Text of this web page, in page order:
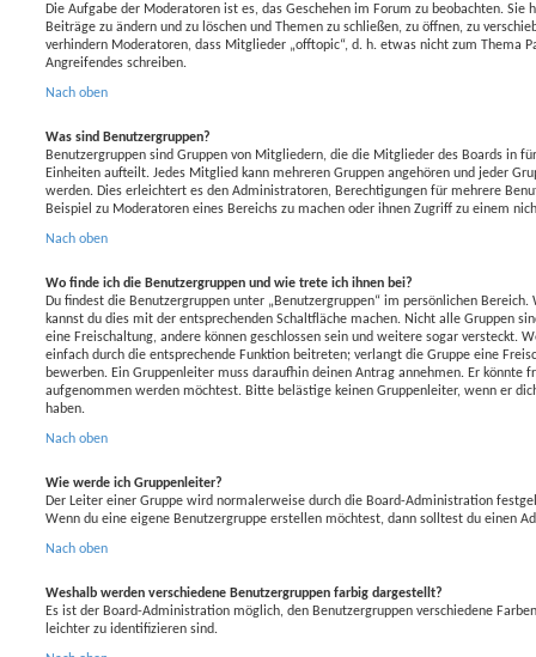
Die Aufgabe der Moderatoren ist es, das Geschehen im Forum zu beobachten. Sie
Beiträge zu ändern und zu löschen und Themen zu schließen, zu öffnen, zu
verhindern Moderatoren, dass Mitglieder „offtopic“, d. h. etwas nicht zum Thema
Angreifendes schreiben.
Nach oben
Was sind Benutzergruppen?
Benutzergruppen sind Gruppen von Mitgliedern, die die Mitglieder des Boards in
Einheiten aufteilt. Jedes Mitglied kann mehreren Gruppen angehören und jeder
werden. Dies erleichtert es den Administratoren, Berechtigungen für mehrere
Beispiel zu Moderatoren eines Bereichs zu machen oder ihnen Zugriff zu einem
Nach oben
Wo finde ich die Benutzergruppen und wie trete ich ihnen bei?
Du findest die Benutzergruppen unter „Benutzergruppen“ im persönlichen
kannst du dies mit der entsprechenden Schaltfläche machen. Nicht alle Gruppen
eine Freischaltung, andere können geschlossen sein und weitere sogar versteckt.
einfach durch die entsprechende Funktion beitreten; verlangt die Gruppe eine
bewerben. Ein Gruppenleiter muss daraufhin deinen Antrag annehmen. Er könnte
aufgenommen werden möchtest. Bitte belästige keinen Gruppenleiter, wenn er
haben.
Nach oben
Wie werde ich Gruppenleiter?
Der Leiter einer Gruppe wird normalerweise durch die Board-Administration
Wenn du eine eigene Benutzergruppe erstellen möchtest, dann solltest du einen
Nach oben
Weshalb werden verschiedene Benutzergruppen farbig dargestellt?
Es ist der Board-Administration möglich, den Benutzergruppen verschiedene
leichter zu identifizieren sind.